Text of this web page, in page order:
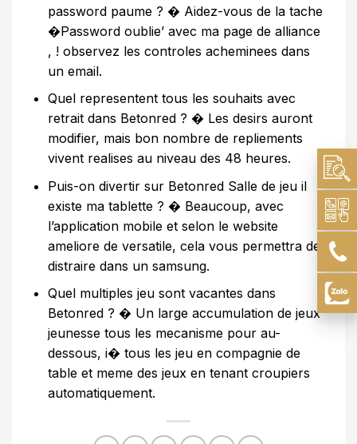
password paume ? � Aidez-vous de la tache
�Password oublie’ avec ma page de alliance
, ! observez les controles acheminees dans
un email.
Quel representent tous les souhaits avec
retrait dans Betonred ? � Les desirs auront
modifier, mais bon nombre de repliements
vivent realises au niveau des 48 heures.
Puis-on divertir sur Betonred Salle de jeu il
existe ma tablette ? � Beaucoup, avec
l’application mobile et selon le website
ameliore de versatile, cela vous permettra de
distraire dans un samsung.
Quel multiples jeu sont vacantes dans
Betonred ? � Un large accumulation de jeux
jeunesse tous les mecanisme pour au-
dessous, i� tous les jeu en compagnie de
table et meme des jeux en tenant croupiers
automatiquement.